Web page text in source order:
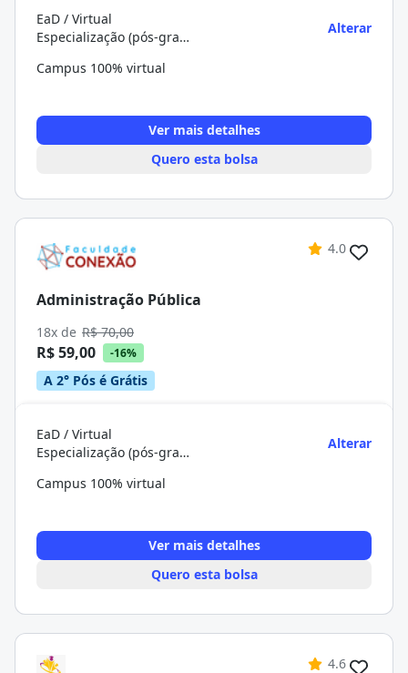
EaD / Virtual
Especialização (pós-graduação)
Alterar
Campus 100% virtual
Ver mais detalhes
Quero esta bolsa
4.0
Administração Pública
18x de R$ 70,00
R$ 59,00 -16%
A 2° Pós é Grátis
EaD / Virtual
Especialização (pós-graduação)
Alterar
Campus 100% virtual
Ver mais detalhes
Quero esta bolsa
4.6